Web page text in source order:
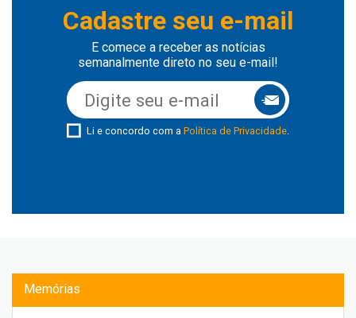
Cadastre seu e-mail
E comece a receber as notícias
semanalmente direto no seu e-mail!
Li e concordo com a Política de Privacidade.
Memórias